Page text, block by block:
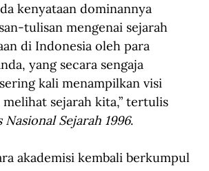
kenyataan dominannya
tulisan mengenai sejarah
di Indonesia oleh para
yang secara sengaja
kali menampilkan visi
sejarah kita,” tertulis
Nasional Sejarah 1996.
akademisi kembali berkumpul